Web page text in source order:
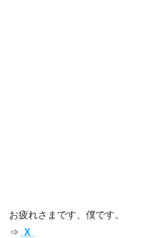
お疲れさまです、僕です。
⇒ X